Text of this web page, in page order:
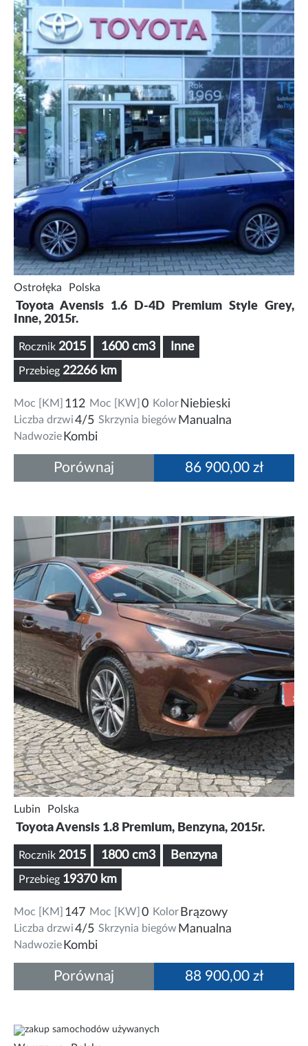
Ostrołęka Polska
Toyota Avensis 1.6 D-4D Premium Style Grey,
Inne, 2015r.
Rocznik 2015 1600 cm3 Inne
Przebieg 22266 km
Moc [KM] 112 Moc [KW] 0 Kolor Niebieski
Liczba drzwi4/5 Skrzynia biegów Manualna
Nadwozie Kombi
86 900,00 zł
Porównaj
Lubin Polska
Toyota Avensis 1.8 Premium, Benzyna, 2015r.
Rocznik 2015 1800 cm3 Benzyna
Przebieg 19370 km
Moc [KM] 147 Moc [KW] 0 Kolor Brązowy
Liczba drzwi4/5 Skrzynia biegów Manualna
Nadwozie Kombi
88 900,00 zł
Porównaj